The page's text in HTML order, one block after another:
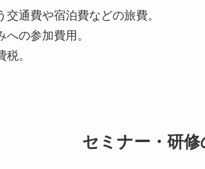
通費や宿泊費などの旅費。
の参加費用。
。
セミナー・研